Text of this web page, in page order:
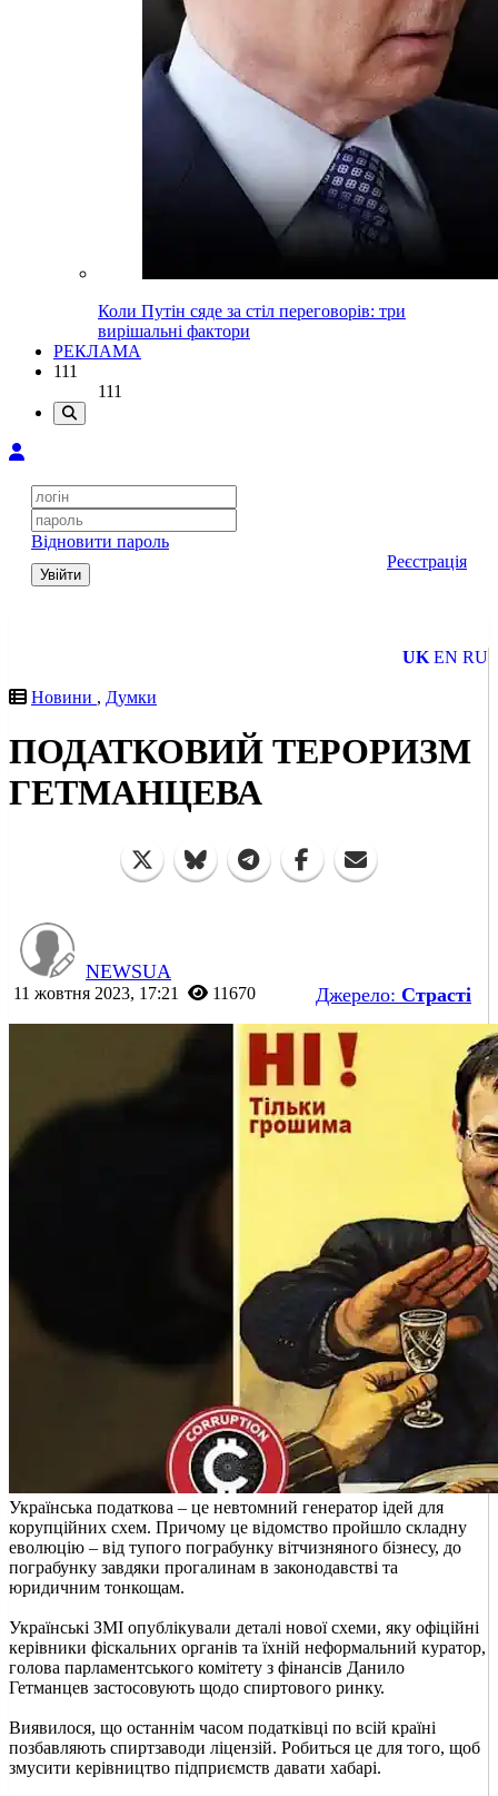
Коли Путін сяде за стіл переговорів: три
вирішальні фактори
РЕКЛАМА
111
111
Відновити пароль
Увійти
Реєстрація
UK EN RU
Новини , Думки
ПОДАТКОВИЙ ТЕРОРИЗМ
ГЕТМАНЦЕВА
NEWSUA
11 жовтня 2023, 17:21 11670 Джерело: Страсті
Українська податкова – це невтомний генератор ідей для
корупційних схем. Причому це відомство пройшло складну
еволюцію – від тупого пограбунку вітчизняного бізнесу, до
пограбунку завдяки прогалинам в законодавстві та
юридичним тонкощам.
Українські ЗМІ опублікували деталі нової схеми, яку офіційні
керівники фіскальних органів та їхній неформальний куратор,
голова парламентського комітету з фінансів Данило
Гетманцев застосовують щодо спиртового ринку.
Виявилося, що останнім часом податківці по всій країні
позбавляють спиртзаводи ліцензій. Робиться це для того, щоб
змусити керівництво підприємств давати хабарі.